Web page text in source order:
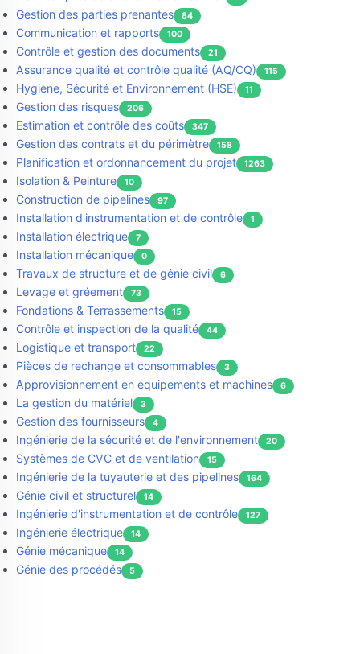
Gestion des parties prenantes 84
Communication et rapports 100
Contrôle et gestion des documents 21
Assurance qualité et contrôle qualité (AQ/CQ) 115
Hygiène, Sécurité et Environnement (HSE) 11
Gestion des risques 206
Estimation et contrôle des coûts 347
Gestion des contrats et du périmètre 158
Planification et ordonnancement du projet 1263
Isolation & Peinture 10
Construction de pipelines 97
Installation d'instrumentation et de contrôle 1
Installation électrique 7
Installation mécanique 0
Travaux de structure et de génie civil 6
Levage et gréement 73
Fondations & Terrassements 15
Contrôle et inspection de la qualité 44
Logistique et transport 22
Pièces de rechange et consommables 3
Approvisionnement en équipements et machines 6
La gestion du matériel 3
Gestion des fournisseurs 4
Ingénierie de la sécurité et de l'environnement 20
Systèmes de CVC et de ventilation 15
Ingénierie de la tuyauterie et des pipelines 164
Génie civil et structurel 14
Ingénierie d'instrumentation et de contrôle 127
Ingénierie électrique 14
Génie mécanique 14
Génie des procédés 5